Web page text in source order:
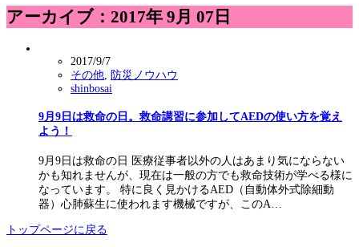
アーカイブ：2017年 9月 07日
2017/9/7
その他
防災ノウハウ
shinbosai
9月9日は救命の日。救命講習に参加してAEDの使い方を覚え
よう！
9月9日は救命の日 医療従事者以外の人はあまり気にならない
かも知れませんが、現在は一般の方でも救命技術が学べる様に
なっています。 特に良く見かけるAED（自動体外式除細動
器）心肺蘇生に使われます機械ですが、このA…
トップページに戻る